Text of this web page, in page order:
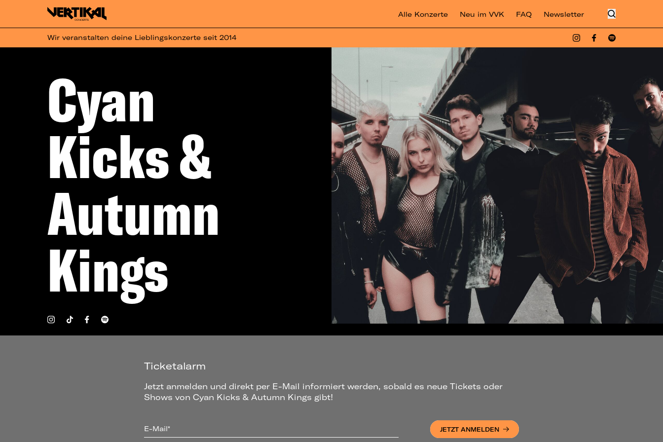
Alle Konzerte Neu im VVK FAQ Newsletter
Wir veranstalten deine Lieblingskonzerte seit 2014
Cyan
Kicks &
Autumn
Kings
Ticketalarm
Jetzt anmelden und direkt per E-Mail informiert werden, sobald es neue Tickets oder
Shows von Cyan Kicks & Autumn Kings gibt!
E-Mail* JETZT ANMELDEN